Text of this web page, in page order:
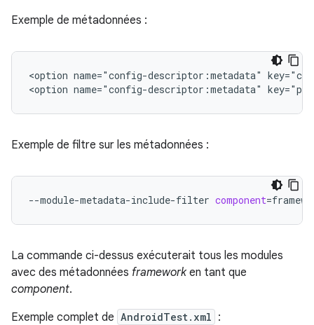
Exemple de métadonnées :
<option name="config-descriptor:metadata"
<option name="config-descriptor:metadata"
Exemple de filtre sur les métadonnées :
--module-metadata-include-filter component=
La commande ci-dessus exécuterait tous les modules
avec des métadonnées frameworken tant que
component.
Exemple complet de AndroidTest.xml :